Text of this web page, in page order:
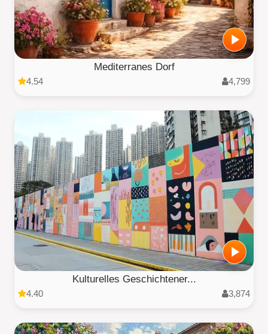
Mediterranes Dorf
4.54 4,799
Kulturelles Geschichtener...
4.40 3,874